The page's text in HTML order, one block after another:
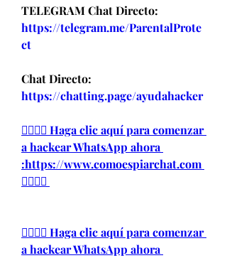
TELEGRAM Chat Directo:
https://telegram.me/ParentalProte
ct
Chat Directo:
https://chatting.page/ayudahacker
👉🏻👉🏻 Haga clic aquí para comenzar
a hackear WhatsApp ahora
:https://www.comoespiarchat.com
👈🏻👈🏻
👉🏻👉🏻 Haga clic aquí para comenzar
a hackear WhatsApp ahora